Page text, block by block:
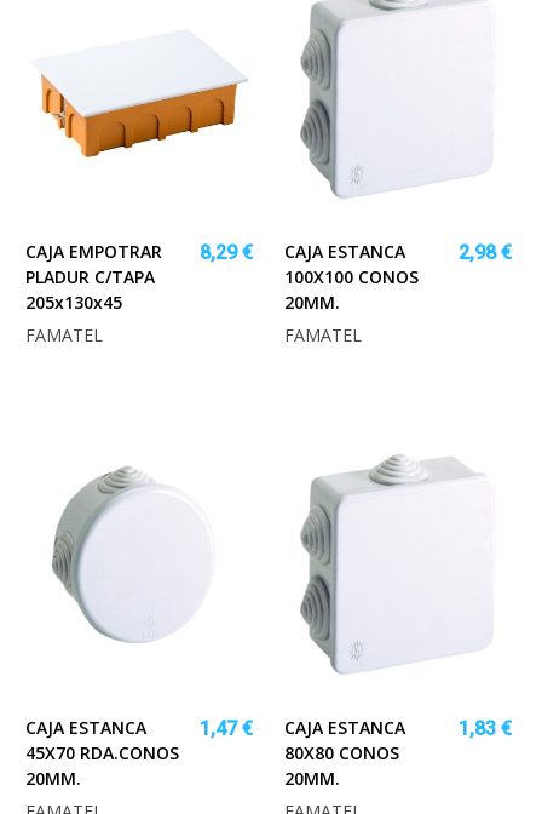
CAJA EMPOTRAR
PLADUR C/TAPA
205x130x45
8,29 €
FAMATEL
CAJA ESTANCA
100X100 CONOS
20MM.
2,98 €
FAMATEL
CAJA ESTANCA
45X70 RDA.CONOS
20MM.
1,47 €
CAJA ESTANCA
80X80 CONOS
20MM.
1,83 €